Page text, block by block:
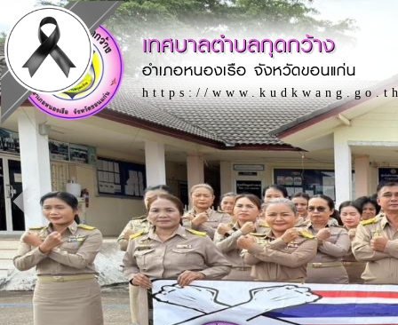
เทศบาลตำบลกุดกว้าง
อำเภอหนองเรือ จังหวัดขอนแก่น
https://